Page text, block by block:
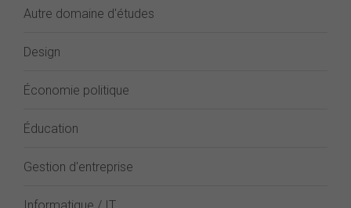
Autre domaine d'études
Design
Économie politique
Éducation
Gestion d'entreprise